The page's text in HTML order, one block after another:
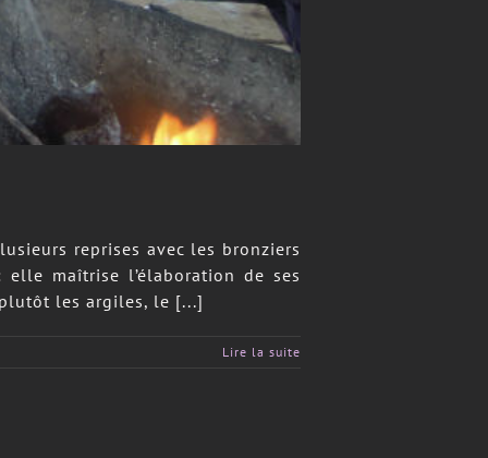
reprises avec les bronziers
maîtrise l’élaboration de ses
les argiles, le [...]
Lire la suite